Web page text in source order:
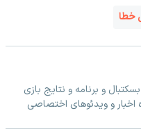
خطا
و برنامه و نتایج بازی
اخبار و ویدئوهای اختصاصی